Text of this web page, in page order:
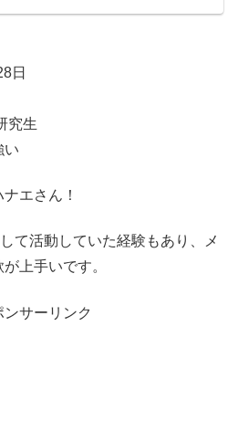
日
究生
い
エさん！
て活動していた経験もあり、メ
上手いです。
ンサーリンク